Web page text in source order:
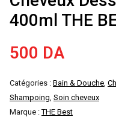
400ml THE
500 DA
Catégories : Bain & Douche,
Shampoing, Soin cheveux
Marque :THE Best